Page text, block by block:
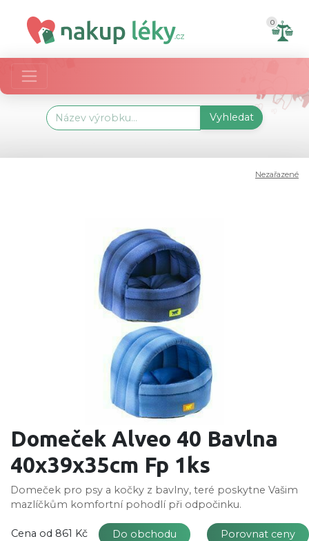
0
Vyhledat
Nezařazené
Domeček Alveo 40 Bavlna
40x39x35cm Fp 1ks
Domeček pro psy a kočky z bavlny, teré poskytne Vašim
mazlíčkům komfortní pohodlí při odpočinku.
Cena od 861 Kč Do obchodu Porovnat ceny